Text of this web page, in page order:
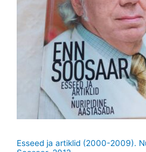
Esseed ja artiklid (2000-2009).